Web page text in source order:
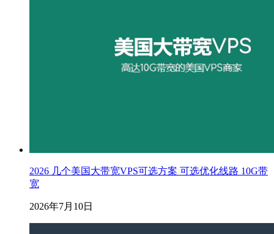
2026 几个美国大带宽VPS可选方案 可选优化线路 10G带
宽
2026年7月10日